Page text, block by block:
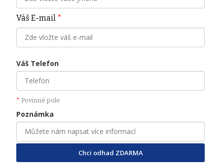
Váš E-mail *
Váš Telefon
* Povinné pole
Poznámka
Chci odhad ZDARMA